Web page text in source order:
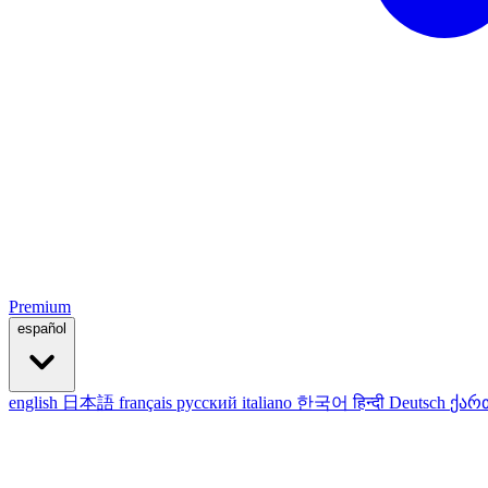
Premium
español
english 日本語 français русский italiano 한국어हिन्दी Deutsch